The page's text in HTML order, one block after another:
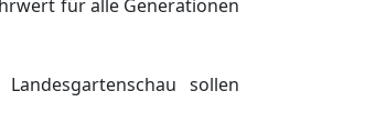
für alle Generationen
sollen